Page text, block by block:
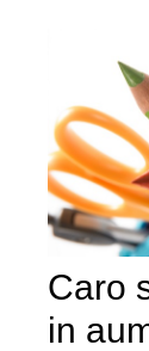
Caro
in